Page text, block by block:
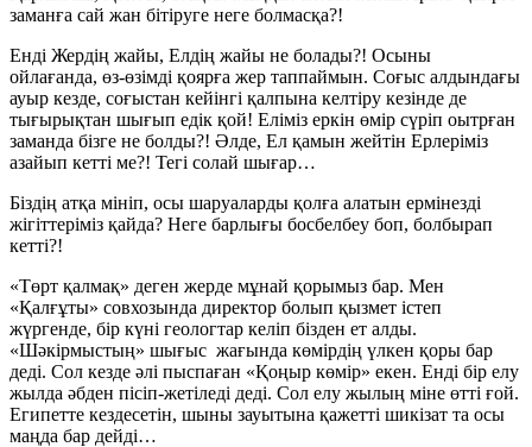
заманға сай жан бітіруге неге болмасқа?!
Енді Жердің жайы, Елдің жайы не болады?! Осыны
ойлағанда, өз-өзімді қоярға жер таппаймын. Соғыс алдындағы
ауыр кезде, соғыстан кейінгі қалпына келтіру кезінде де
тығырықтан шығып едік қой! Еліміз еркін өмір сүріп оытрған
заманда бізге не болды?! Әлде, Ел қамын жейтін Ерлеріміз
азайып кетті ме?! Тегі солай шығар…
Біздің атқа мініп, осы шаруаларды қолға алатын ермінезді
жігіттеріміз қайда? Неге барлығы босбелбеу боп, болбырап
кетті?!
«Төрт қалмақ» деген жерде мұнай қорымыз бар. Мен
«Қалғұты» совхозында директор болып қызмет істеп
жүргенде, бір күні геологтар келіп бізден ет алды.
«Шәкірмыстың» шығыс жағында көмірдің үлкен қоры бар
деді. Сол кезде әлі пыспаған «Қоңыр көмір» екен. Енді бір елу
жылда әбден пісіп-жетіледі деді. Сол елу жылың міне өтті ғой.
Египетте кездесетін, шыны зауытына қажетті шикізат та осы
маңда бар дейді…